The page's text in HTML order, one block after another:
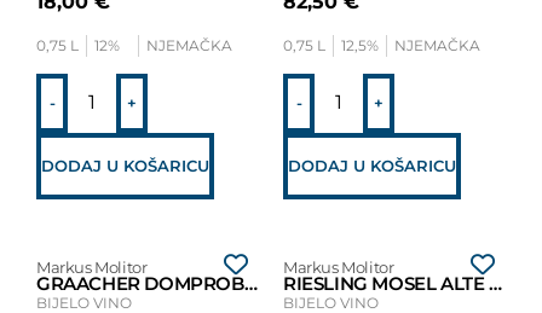
0,75 L 12% NJEMAČKA
- +
DODAJ U KOŠARICU
0,75 L 12,5% NJEMAČKA
- +
DODAJ U KOŠARICU
Markus Molitor
GRAACHER DOMPROBST KABINETT 2020
BIJELO VINO
Markus Molitor
RIESLING MOSEL ALTE REBEN 2021
BIJELO VINO